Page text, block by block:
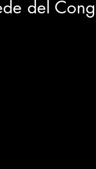
del